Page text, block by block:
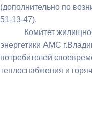
(дополнительно по
51-13-47).
Комитет жилищно-
энергетики АМС
потребителей
теплоснабжения и